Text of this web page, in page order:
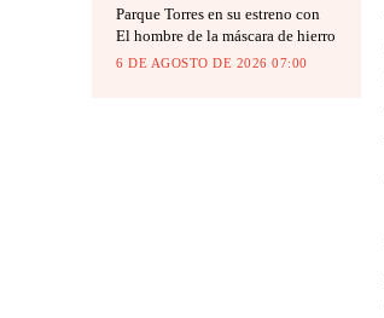
Parque Torres en su estreno con
El hombre de la máscara de hierro
6 DE AGOSTO DE 2026 07:00